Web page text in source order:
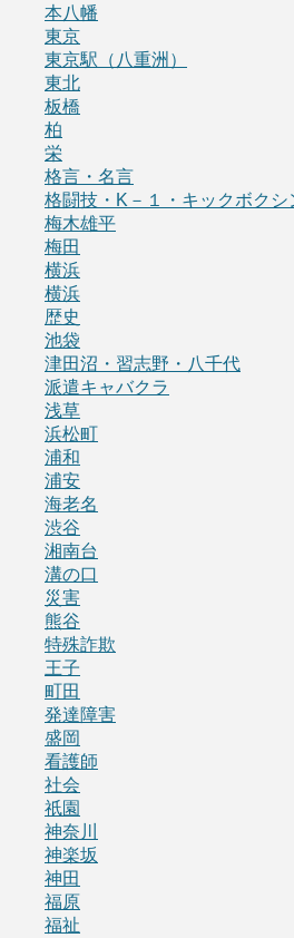
本八幡
東京
東京駅（八重洲）
東北
板橋
柏
栄
格言・名言
格闘技・K－１・キックボクシ
梅木雄平
梅田
横浜
横浜
歴史
池袋
津田沼・習志野・八千代
派遣キャバクラ
浅草
浜松町
浦和
浦安
海老名
渋谷
湘南台
溝の口
災害
熊谷
特殊詐欺
王子
町田
発達障害
盛岡
看護師
社会
祇園
神奈川
神楽坂
神田
福原
福祉